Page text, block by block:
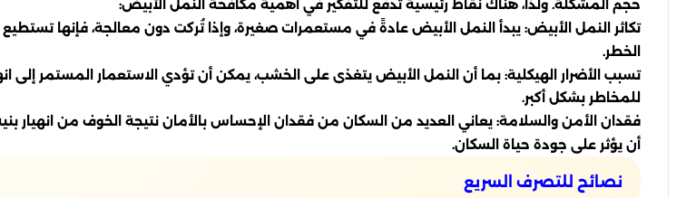
حجم المشكلة. ولذا، هناك نقاط رئيسية تدفع للتفكير في أهمية مكافحة النمل الأبيض:
تكاثر النمل الأبيض: يبدأ النمل الأبيض عادةً في مستعمرات صغيرة، وإذا تُركت دون معالجة، فإنها
الخطر.
تسبب الأضرار الهيكلية: بما أن النمل الأبيض يتغذى على الخشب، يمكن أن تؤدي الاستعمار المستمر إلى
للمخاطر بشكل أكبر.
فقدان الأمن والسلامة: يعاني العديد من السكان من فقدان الإحساس بالأمان نتيجة الخوف من انهيار
أن يؤثر على جودة حياة السكان.
نصائح للتصرف السريع